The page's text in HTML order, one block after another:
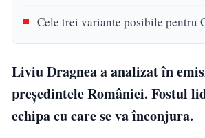
Cele trei variante posibile pentru
Liviu Dragnea a analizat în
președintele României. Fostul
echipa cu care se va înconjura.